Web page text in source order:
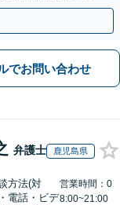
。
でお問い合わせ
弁護士 鹿児島県
方法(対
電話・ビデ
営業時間：0
8:00~21:00